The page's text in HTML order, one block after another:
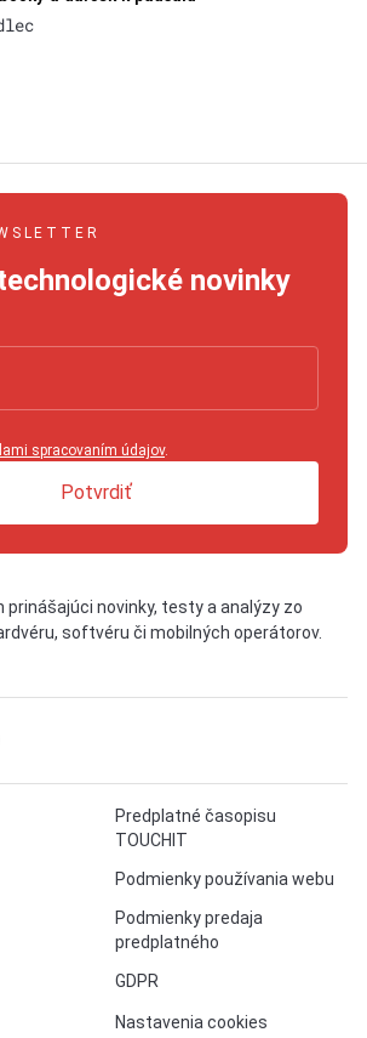
novinky
spracovaním údajov.
Potvrdiť
prinášajúci novinky, testy a analýzy zo
softvéru či mobilných operátorov.
Predplatné časopisu
TOUCHIT
Podmienky používania webu
Podmienky predaja
predplatného
GDPR
Nastavenia cookies